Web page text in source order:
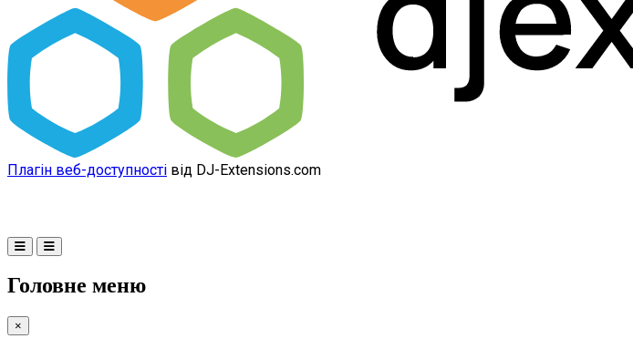
Плагін веб-доступності від DJ-Extensions.com
Головне меню
×